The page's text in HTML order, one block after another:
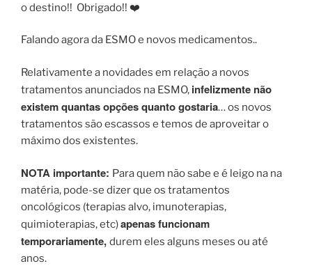
o destino!! Obrigado!! ❤️
Falando agora da ESMO e novos medicamentos..
Relativamente a novidades em relação a novos
tratamentos anunciados na ESMO, infelizmente não
existem quantas opções quanto gostaria… os novos
tratamentos são escassos e temos de aproveitar o
máximo dos existentes.
NOTA importante: Para quem não sabe e é leigo na na
matéria, pode-se dizer que os tratamentos
oncológicos (terapias alvo, imunoterapias,
quimioterapias, etc)apenas funcionam
temporariamente, durem eles alguns meses ou até
anos.